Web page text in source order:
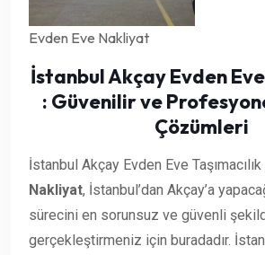
Evden Eve Nakliyat
İstanbul Akçay Evden Eve
: Güvenilir ve
Çözümleri
İstanbul Akçay Evden Eve Taşımacılık
Nakliyat, İstanbul’dan Akçay’a
sürecini en sorunsuz ve güvenli
gerçekleştirmeniz için buradadır.